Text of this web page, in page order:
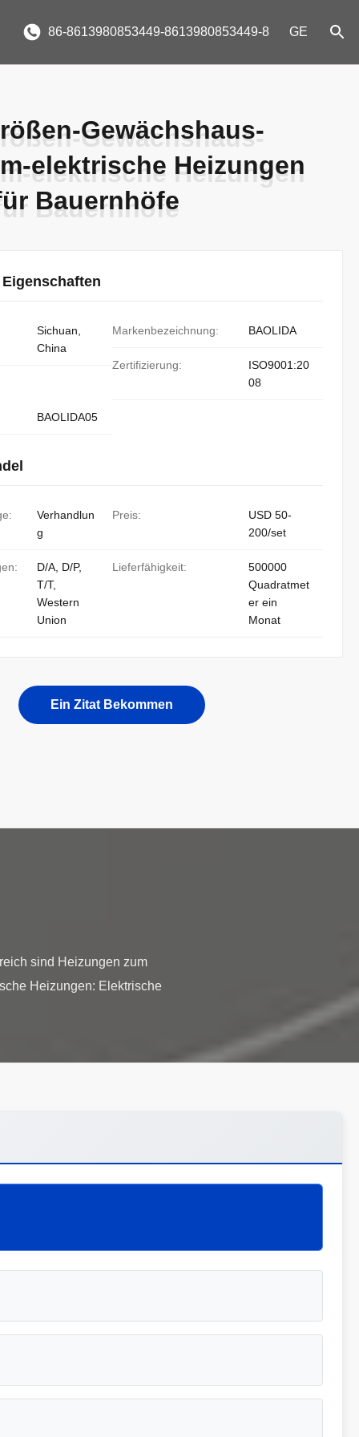
86-8613980853449-8613980853449-8 GE
Gewächshaus-
elektrische Heizungen
Bauernhöfe
Gewächshaus-
elektrische Heizungen
Bauernhöfe
Sichuan,
China
Markenbezeichnung: BAOLIDA
Zertifizierung:
ISO9001:20
08
BAOLIDA05
Verhandlun
g
Preis:
USD 50-
200/set
D/A, D/P,
T/T,
Western
Union
Lieferfähigkeit:
500000
Quadratmet
er ein
Monat
Ein Zitat Bekommen
sind Heizungen zum
Heizungen: Elektrische